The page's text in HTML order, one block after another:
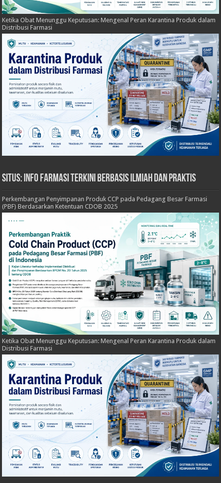
Ketika Obat Menunggu Keputusan: Mengenal Peran Karantina Produk dalam
Distribusi Farmasi
Situs: Info Farmasi Terkini Berbasis Ilmiah dan Praktis
Perkembangan Penyimpanan Produk CCP pada Pedagang Besar Farmasi
(PBF) Berdasarkan Ketentuan CDOB 2025
Ketika Obat Menunggu Keputusan: Mengenal Peran Karantina Produk dalam
Distribusi Farmasi